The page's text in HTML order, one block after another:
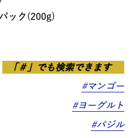
ック(200g)
「＃」でも検索できます
#マンゴー
#ヨーグルト
#バジル